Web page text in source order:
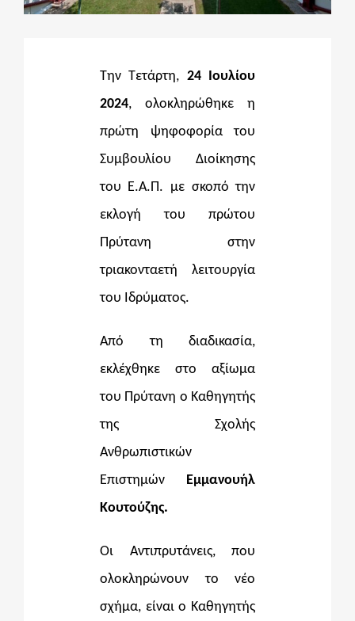
ΕΚΠΑΙΔΕΥΤΙΚΑ ΙΔΡΥΜΑΤΑ
ΠΟΛΙΤΙΣΤΙΚΟΙ ΦΟΡΕΙΣ
Την Τετάρτη, 24 Ιουλίου
2024, ολοκληρώθηκε η
πρώτη ψηφοφορία του
Συμβουλίου Διοίκησης
του Ε.Α.Π. με σκοπό την
εκλογή του πρώτου
Πρύτανη στην
τριακονταετή λειτουργία
του Ιδρύματος.
Από τη διαδικασία,
εκλέχθηκε στο αξίωμα
του Πρύτανη ο Καθηγητής
της Σχολής
Ανθρωπιστικών
Επιστημών Εμμανουήλ
Κουτούζης.
Οι Αντιπρυτάνεις, που
ολοκληρώνουν το νέο
σχήμα, είναι ο Καθηγητής